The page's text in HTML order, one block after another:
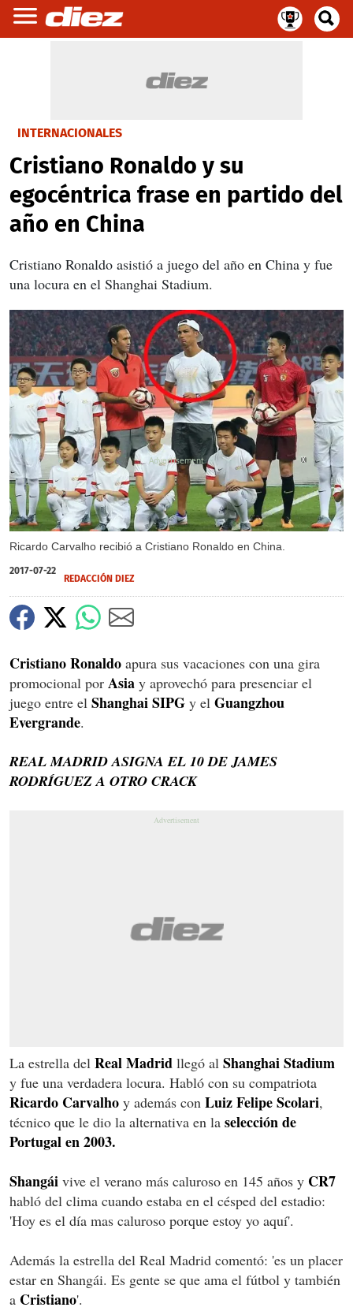
INTERNACIONALES
Cristiano Ronaldo y su
egocéntrica frase en partido del
año en China
Cristiano Ronaldo asistió a juego del año en China y fue
una locura en el Shanghai Stadium.
Ricardo Carvalho recibió a Cristiano Ronaldo en China.
X
2017-07-22
REDACCIÓN DIEZ
Cristiano Ronaldo apura sus vacaciones con una gira
promocional por Asia y aprovechó para presenciar el
juego entre el Shanghai SIPG y el Guangzhou
Evergrande.
REAL MADRID ASIGNA EL 10 DE JAMES
RODRÍGUEZ A OTRO CRACK
La estrella del Real Madrid llegó al Shanghai Stadium
y fue una verdadera locura. Habló con su compatriota
Ricardo Carvalho y además con Luiz Felipe Scolari,
técnico que le dio la alternativa en la selección de
Portugal en 2003.
Shangái vive el verano más caluroso en 145 años y CR7
habló del clima cuando estaba en el césped del estadio:
'Hoy es el día mas caluroso porque estoy yo aquí'.
Además la estrella del Real Madrid comentó: 'es un placer
estar en Shangái. Es gente se que ama el fútbol y también
a Cristiano'.